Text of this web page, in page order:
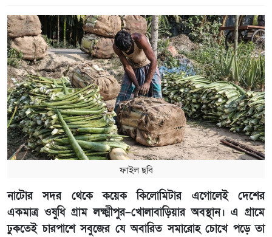
ফাইল ছবি
নাটোর সদর থেকে কয়েক কিলোমিটার এগোলেই দেশের
একমাত্র ওষুধি গ্রাম লক্ষ্মীপুর–খোলাবাড়িয়ার অবস্থান। এ গ্রামে
ঢুকতেই চারপাশে সবুজের যে অবারিত সমারোহ চোখে পড়ে তা